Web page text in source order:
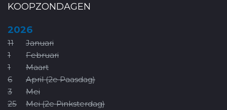
KOOPZONDAGEN
2026
11
Januari
1
Februari
1
Maart
6
April (2e Paasdag)
3
Mei
25
Mei (2e Pinksterdag)